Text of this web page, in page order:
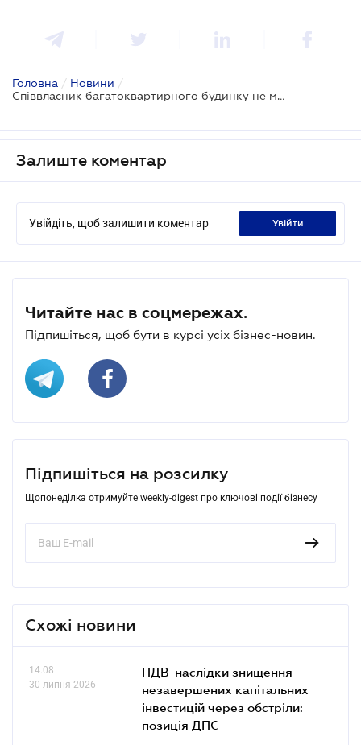
Головна / Новини /
Співвласник багатоквартирного будинку не може отримати у власність землю під ним
Залиште коментар
Увійдіть, щоб залишити коментар увійти
Читайте нас в соцмережах.
Підпишіться, щоб бути в курсі усіх бізнес-новин.
Підпишіться на розсилку
Щопонеділка отримуйте weekly-digest про ключові події бізнесу
Схожі новини
14.08
30 липня 2026
ПДВ-наслідки знищення
незавершених капітальних
інвестицій через обстріли:
позиція ДПС